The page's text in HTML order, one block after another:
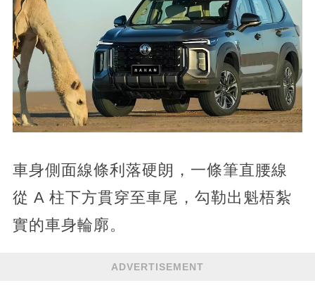
車身側面線條利落硬朗，一條筆直腰線
從 A 柱下方貫穿至車尾，勾勒出魁梧紮
實的車身輪廓。
ADVERTISEMENT